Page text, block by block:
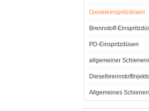
Dieseleinspritzdüsen
Brennstoff-
PD-Einspritzdüsen
allgemeiner
Allgemeines